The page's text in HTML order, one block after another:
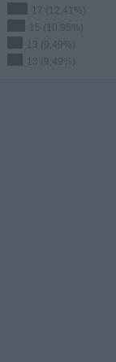
17 (12,41%)
15 (10,95%)
13 (9,49%)
13 (9,49%)